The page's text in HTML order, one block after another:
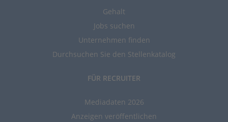
Gehalt
Jobs suchen
Unternehmen finden
Durchsuchen Sie den Stellenkatalog
FÜR RECRUITER
Mediadaten 2026
Anzeigen veröffentlichen